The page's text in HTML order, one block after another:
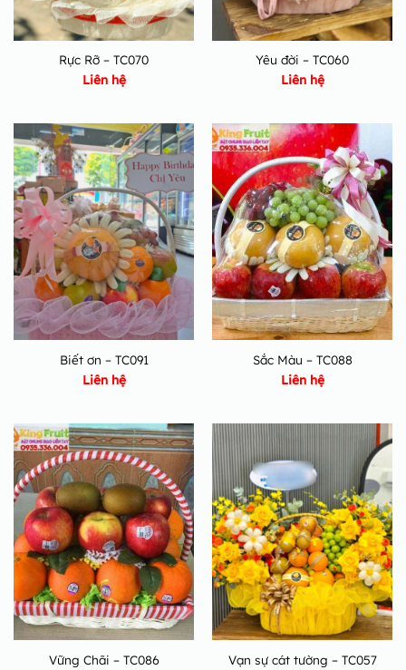
Rực Rỡ – TC070
Liên hệ
Yêu đời – TC060
Liên hệ
Biết ơn – TC091
Liên hệ
Sắc Màu – TC088
Liên hệ
Vững Chãi – TC086
Vạn sự cát tường – TC057